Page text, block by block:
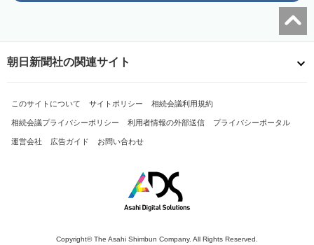
朝日新聞社の関連サイト
このサイトについて サイトポリシー 相続会議利用規約
相続会議プライバシーポリシー 利用者情報の外部送信 プライバシーポータル
運営会社 広告ガイド お問い合わせ
Copyright© The Asahi Shimbun Company. All Rights Reserved.